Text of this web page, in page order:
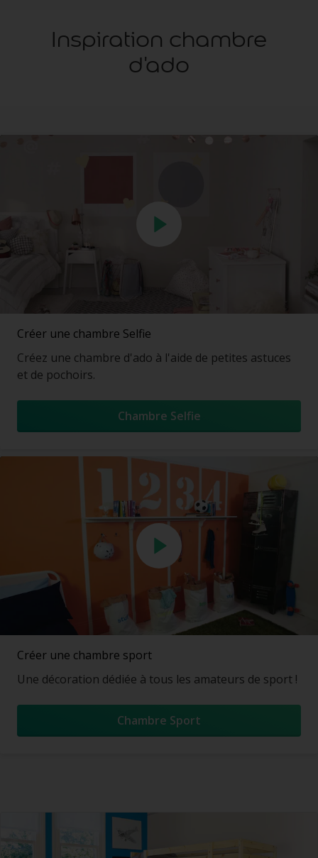
Inspiration chambre
d'ado
Créer une chambre Selfie
Créez une chambre d'ado à l'aide de petites astuces
et de pochoirs.
Chambre Selfie
Créer une chambre sport
Une décoration dédiée à tous les amateurs de sport !
Chambre Sport